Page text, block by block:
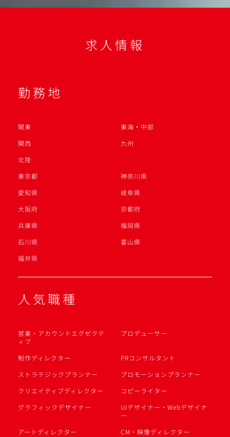
求人情報
勤務地
関東
東海・中部
関西
九州
北陸
東京都
神奈川県
愛知県
岐阜県
大阪府
京都府
兵庫県
福岡県
石川県
富山県
福井県
人気職種
営業・アカウントエグゼクテ
ィブ
プロデューサー
制作ディレクター
PRコンサルタント
ストラテジックプランナー
プロモーションプランナー
クリエイティブディレクター
コピーライター
グラフィックデザイナー
UIデザイナー・Webデザイナ
ー
アートディレクター
CM・映像ディレクター